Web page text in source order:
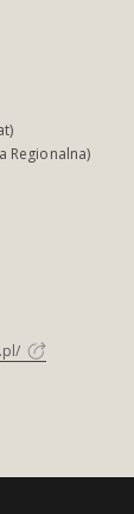
Regionalna)